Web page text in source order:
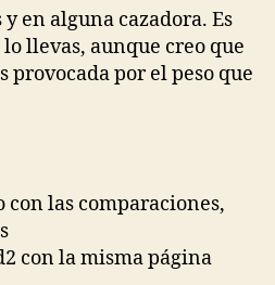
en alguna cazadora. Es
llevas, aunque creo que
provocada por el peso que
con las comparaciones,
con la misma página